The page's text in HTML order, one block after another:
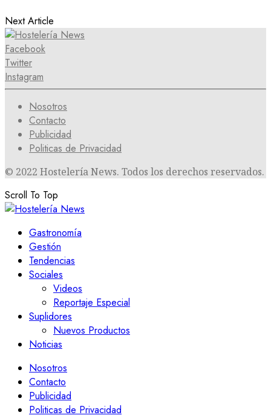
Next Article
Facebook
Twitter
Instagram
Nosotros
Contacto
Publicidad
Politicas de Privacidad
© 2022 Hostelería News. Todos los derechos reservados.
Scroll To Top
Gastronomía
Gestión
Tendencias
Sociales
Videos
Reportaje Especial
Suplidores
Nuevos Productos
Noticias
Nosotros
Contacto
Publicidad
Politicas de Privacidad